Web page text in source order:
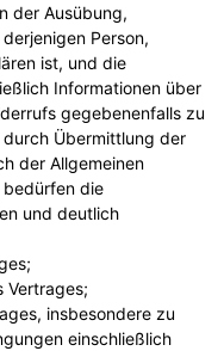
der Ausübung,
Person,
ist, und die
Informationen über
gegebenenfalls zu
Übermittlung der
der Allgemeinen
die
und deutlich
Vertrages;
insbesondere zu
einschließlich